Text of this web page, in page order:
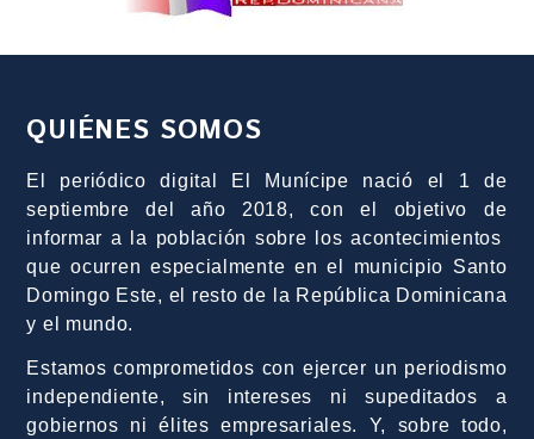
QUIÉNES SOMOS
El periódico digital El Munícipe nació el 1 de
septiembre del año 2018, con el objetivo de
informar a la población sobre los acontecimientos
que ocurren especialmente en el municipio Santo
Domingo Este, el resto de la República Dominicana
y el mundo.
Estamos comprometidos con ejercer un periodismo
independiente, sin intereses ni supeditados a
gobiernos ni élites empresariales. Y, sobre todo,